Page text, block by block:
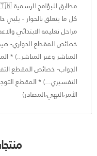
كل ما يتعلق بالحوار - يلبي
مراحل تعليمه الابتدائي
خصائص المقطع الحواري-
المباشر وغير المباشر..) *
الجواب- خصائص المقطع
التفسيري...) * المقطع
الأمر،النهي،المصادر)